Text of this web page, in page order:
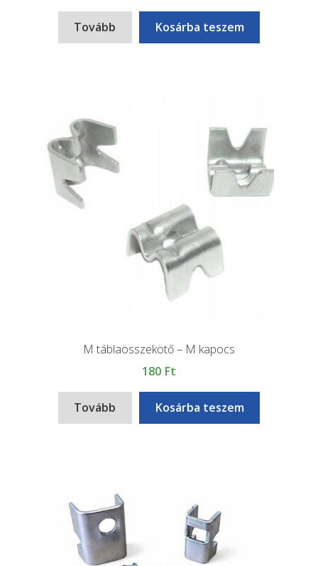
Tovább Kosárba teszem
M táblaösszekötő – M kapocs
180 Ft
Tovább Kosárba teszem